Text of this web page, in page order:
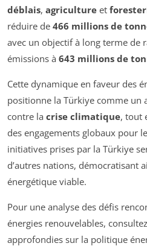
déblais, agriculture et
réduire de 466 millions de
avec un objectif à long terme de
émissions à 643 millions de
Cette dynamique en faveur des
positionne la Türkiye comme un
contre la crise climatique, tout
des engagements globaux pour
initiatives prises par la Türkiye
d’autres nations, démocratisant
énergétique viable.
Pour une analyse des défis
énergies renouvelables,
approfondies sur la politique